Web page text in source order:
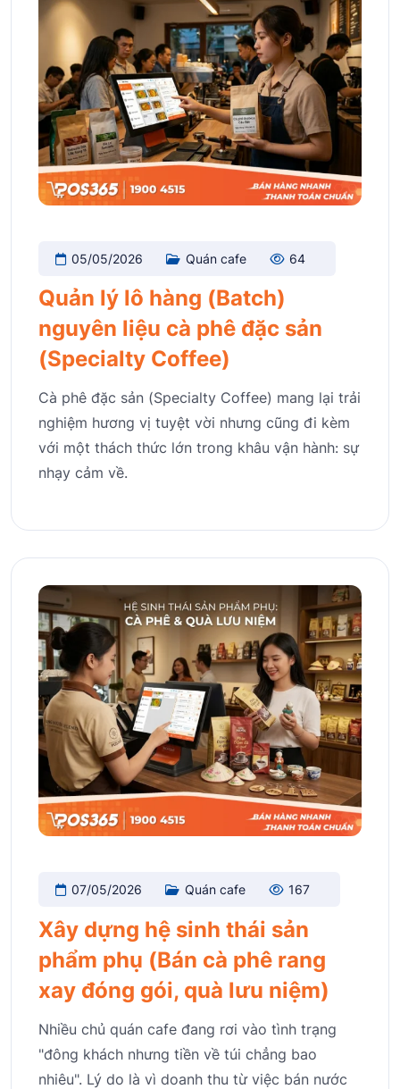
05/05/2026 Quán cafe 64
Quản lý lô hàng (Batch)
nguyên liệu cà phê đặc sản
(Specialty Coffee)
Cà phê đặc sản (Specialty Coffee) mang lại trải
nghiệm hương vị tuyệt vời nhưng cũng đi kèm
với một thách thức lớn trong khâu vận hành: sự
nhạy cảm về.
07/05/2026 Quán cafe 167
Xây dựng hệ sinh thái sản
phẩm phụ (Bán cà phê rang
xay đóng gói, quà lưu niệm)
Nhiều chủ quán cafe đang rơi vào tình trạng
"đông khách nhưng tiền về túi chẳng bao
nhiêu". Lý do là vì doanh thu từ việc bán nước